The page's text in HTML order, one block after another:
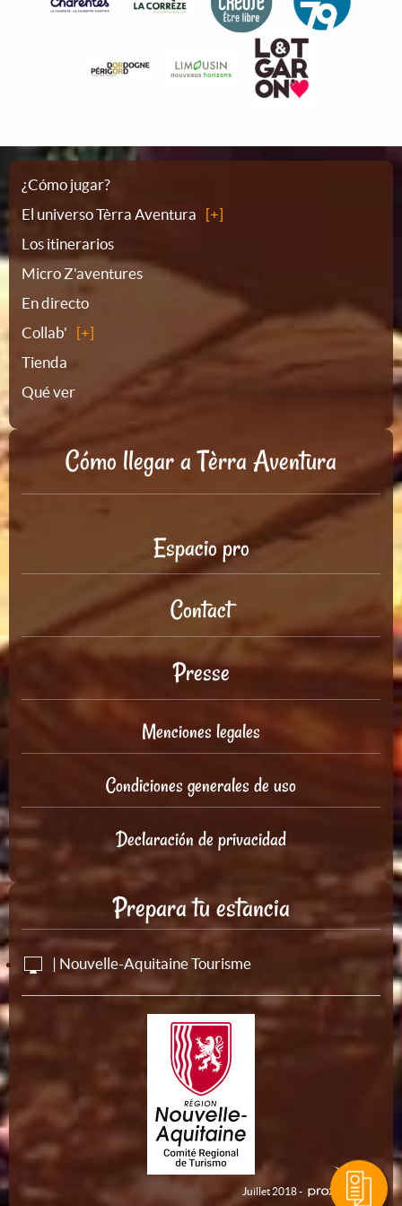
Plano
del
sitio
¿Cómo jugar?
El universo Tèrra Aventura
Los itinerarios
Micro Z'aventures
En directo
Collab'
Tienda
Qué ver
Cómo llegar a Tèrra Aventura
Espacio pro
Contact
Presse
Menciones legales
Condiciones generales de uso
Declaración de privacidad
Prepara tu estancia
| Nouvelle-Aquitaine Tourisme
Juillet 2018 -